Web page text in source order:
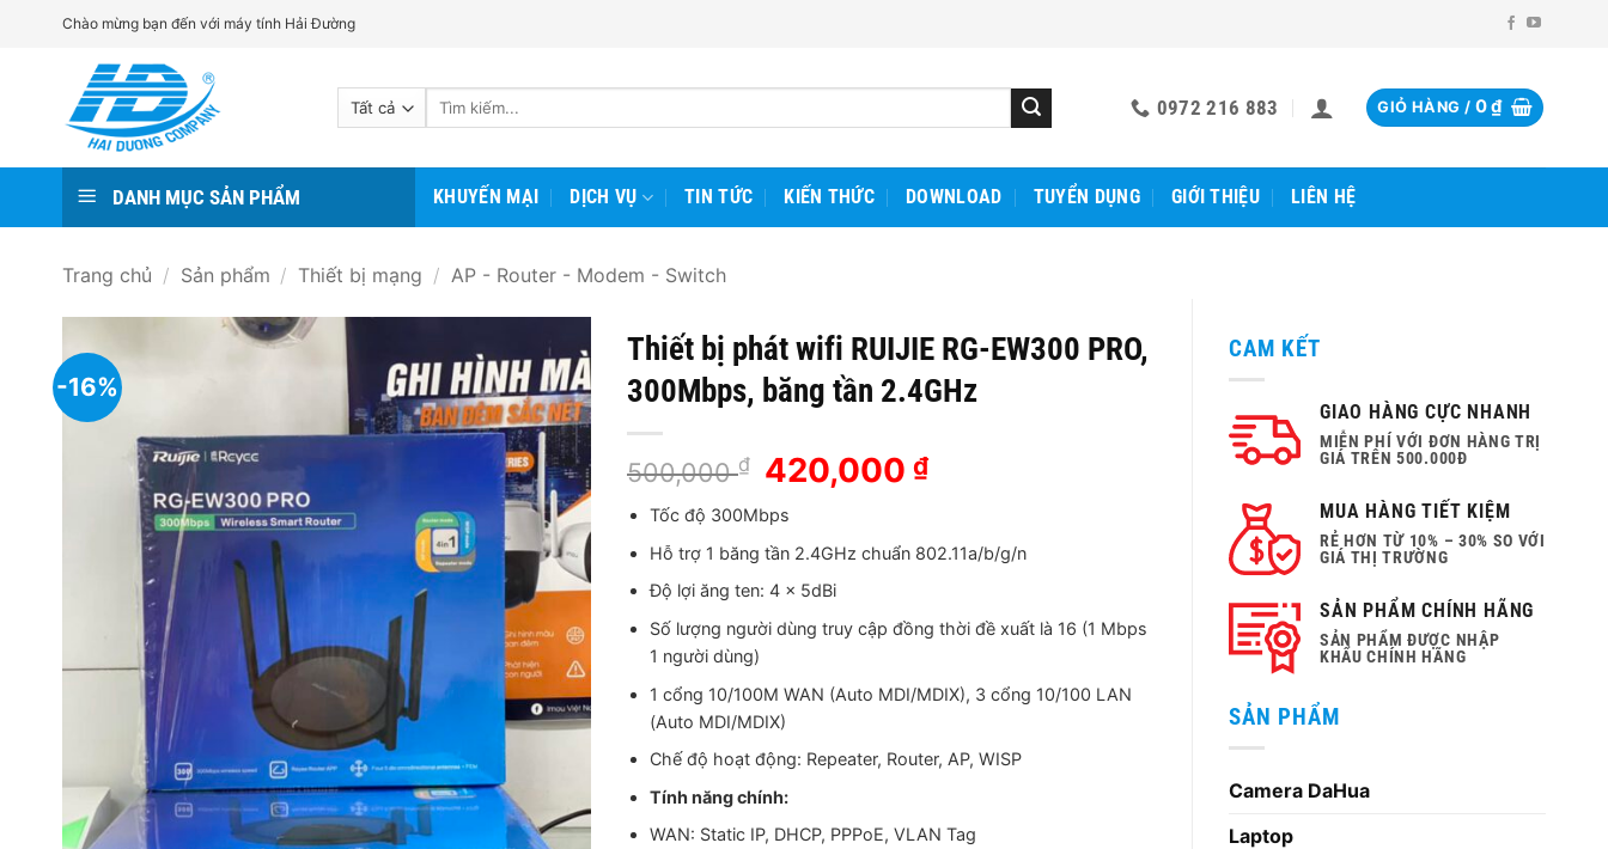
Chào mừng bạn đến với máy tính Hải Đường
Tìm
0972 216 883 GIỎ HÀNG / 0₫
DANH MỤC SẢN PHẨM KHUYẾN MẠI DỊCH VỤ TIN TỨC KIẾN THỨC DOWNLOAD TUYỂN DỤNG GIỚI THIỆU LIÊN HỆ
Trang chủ / Sản phẩm / Thiết bị mạng / AP - Router - Modem - Switch
CAM KẾT
GIAO HÀNG CỰC NHANH
MIỄN PHÍ VỚI ĐƠN HÀNG TRỊ
GIÁ TRÊN 500.000Đ
MUA HÀNG TIẾT KIỆM
RẺ HƠN TỪ 10% – 30% SO VỚI
GIÁ THỊ TRƯỜNG
SẢN PHẨM CHÍNH HÃNG
SẢN PHẨM ĐƯỢC NHẬP
KHẨU CHÍNH HÃNG
SẢN PHẨM
Camera DaHua
Laptop
-16%
Thiết bị phát wifi RUIJIE RG-EW300 PRO,
300Mbps, băng tần 2.4GHz
500,000₫
Giá
là:
500,000 ₫.
420,000₫Giá
là:
Tốc độ 300Mbps
Hỗ trợ 1 băng tần 2.4GHz chuẩn 802.11a/b/g/n
Độ lợi ăng ten: 4 x 5dBi
Số lượng người dùng truy cập đồng thời đề xuất là 16 (1 Mbps
1 người dùng)
1 cổng 10/100M WAN (Auto MDI/MDIX), 3 cổng 10/100 LAN
(Auto MDI/MDIX)
Chế độ hoạt động: Repeater, Router, AP, WISP
Tính năng chính:
WAN: Static IP, DHCP, PPPoE, VLAN Tag